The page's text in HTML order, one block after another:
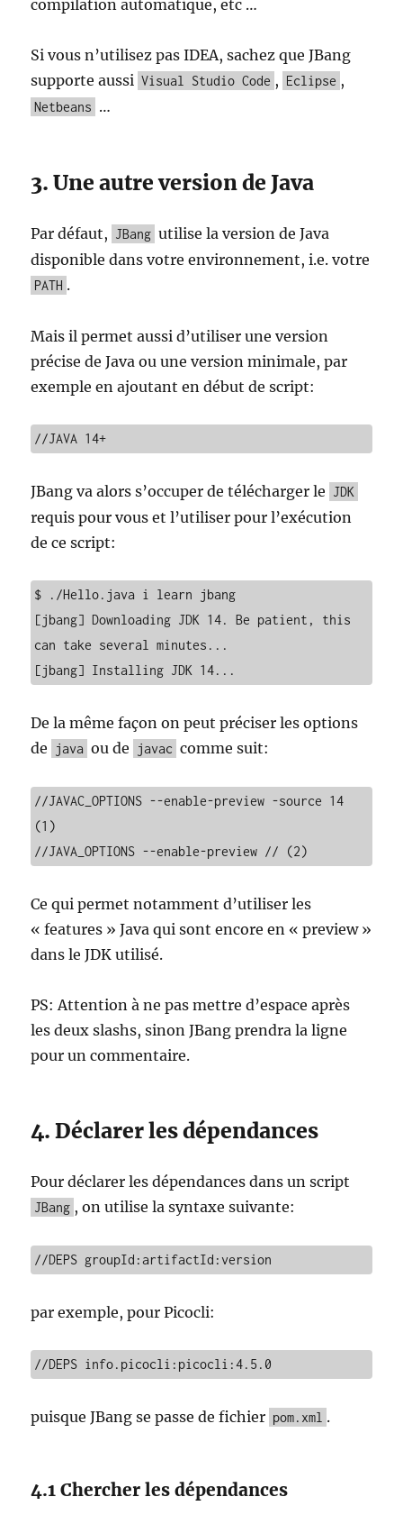
compilation automatique, etc …
Si vous n’utilisez pas IDEA, sachez que JBang
supporte aussi Visual Studio Code , Eclipse ,
Netbeans …
3. Une autre version de Java
Par défaut, JBang utilise la version de Java
disponible dans votre environnement, i.e. votre
PATH .
Mais il permet aussi d’utiliser une version
précise de Java ou une version minimale, par
exemple en ajoutant en début de script:
//JAVA 14+
JBang va alors s’occuper de télécharger le JDK
requis pour vous et l’utiliser pour l’exécution
de ce script:
$ ./Hello.java i learn jbang
[jbang] Downloading JDK 14. Be patient, this
can take several minutes...
[jbang] Installing JDK 14...
De la même façon on peut préciser les options
de
java ou de javac comme suit:
//JAVAC_OPTIONS --enable-preview -source 14
(1)
//JAVA_OPTIONS --enable-preview // (2)
Ce qui permet notamment d’utiliser les
« features » Java qui sont encore en « preview »
dans le JDK utilisé.
PS: Attention à ne pas mettre d’espace après
les deux slashs, sinon JBang prendra la ligne
pour un commentaire.
4. Déclarer les dépendances
Pour déclarer les dépendances dans un script
JBang , on utilise la syntaxe suivante:
//DEPS groupId:artifactId:version
par exemple, pour Picocli:
//DEPS info.picocli:picocli:4.5.0
puisque JBang se passe de fichier pom.xml .
4.1 Chercher les dépendances